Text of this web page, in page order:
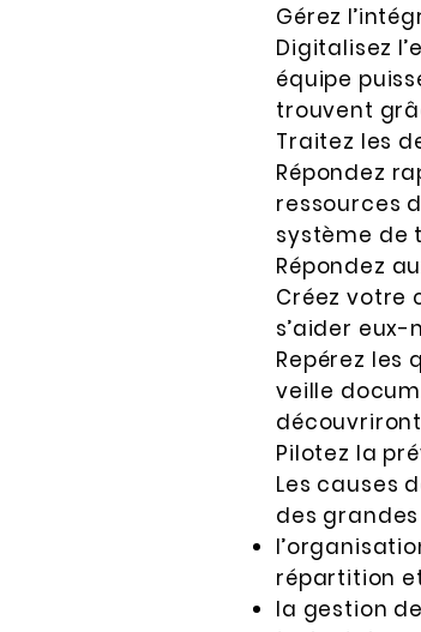
Gérez
Digitalisez
équipe
trouvent
Traitez les
Répondez
ressources
système de
Répondez
Créez votre
s’aider eux-
Repérez les
veille
Pilotez la
Les causes
des
répartition
la gestion